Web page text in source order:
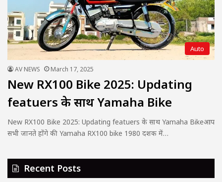
Auto
AV NEWS March 17, 2025
New RX100 Bike 2025: Updating
featuers के साथ Yamaha Bike
New RX100 Bike 2025: Updating featuers के साथ Yamaha Bikeआप
सभी जानते होंगे की Yamaha RX100 bike 1980 दशक में…
Recent Posts